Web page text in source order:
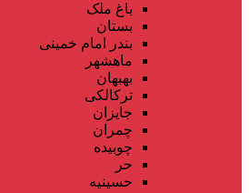
باغ ملک
بستان
بندر امام خمینی
ماهشهر
بهبهان
ترکالکی
جایزان
چمران
چوبیده
حر
حسینیه